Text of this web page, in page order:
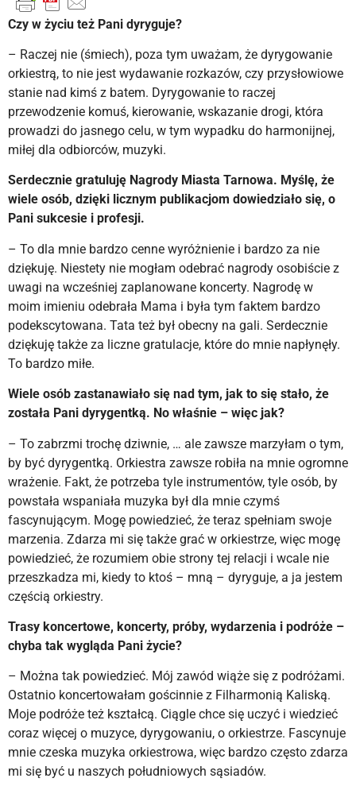
Czy w życiu też Pani dyryguje?
– Raczej nie (śmiech), poza tym uważam, że dyrygowanie
orkiestrą, to nie jest wydawanie rozkazów, czy przysłowiowe
stanie nad kimś z batem. Dyrygowanie to raczej
przewodzenie komuś, kierowanie, wskazanie drogi, która
prowadzi do jasnego celu, w tym wypadku do harmonijnej,
miłej dla odbiorców, muzyki.
Serdecznie gratuluję Nagrody Miasta Tarnowa. Myślę, że
wiele osób, dzięki licznym publikacjom dowiedziało się, o
Pani sukcesie i profesji.
– To dla mnie bardzo cenne wyróżnienie i bardzo za nie
dziękuję. Niestety nie mogłam odebrać nagrody osobiście z
uwagi na wcześniej zaplanowane koncerty. Nagrodę w
moim imieniu odebrała Mama i była tym faktem bardzo
podekscytowana. Tata też był obecny na gali. Serdecznie
dziękuję także za liczne gratulacje, które do mnie napłynęły.
To bardzo miłe.
Wiele osób zastanawiało się nad tym, jak to się stało, że
została Pani dyrygentką. No właśnie – więc jak?
– To zabrzmi trochę dziwnie, … ale zawsze marzyłam o tym,
by być dyrygentką. Orkiestra zawsze robiła na mnie ogromne
wrażenie. Fakt, że potrzeba tyle instrumentów, tyle osób, by
powstała wspaniała muzyka był dla mnie czymś
fascynującym. Mogę powiedzieć, że teraz spełniam swoje
marzenia. Zdarza mi się także grać w orkiestrze, więc mogę
powiedzieć, że rozumiem obie strony tej relacji i wcale nie
przeszkadza mi, kiedy to ktoś – mną – dyryguje, a ja jestem
częścią orkiestry.
Trasy koncertowe, koncerty, próby, wydarzenia i podróże –
chyba tak wygląda Pani życie?
– Można tak powiedzieć. Mój zawód wiąże się z podróżami.
Ostatnio koncertowałam gościnnie z Filharmonią Kaliską.
Moje podróże też kształcą. Ciągle chce się uczyć i wiedzieć
coraz więcej o muzyce, dyrygowaniu, o orkiestrze. Fascynuje
mnie czeska muzyka orkiestrowa, więc bardzo często zdarza
mi się być u naszych południowych sąsiadów.